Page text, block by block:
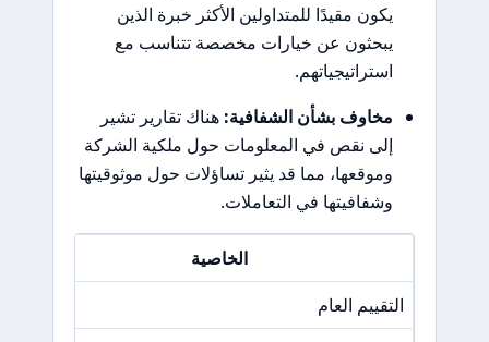
يكون مقيدًا للمتداولين الأكثر خبرة الذين
يبحثون عن خيارات مخصصة تتناسب مع
استراتيجياتهم.
مخاوف بشأن الشفافية: هناك تقارير تشير
إلى نقص في المعلومات حول ملكية الشركة
وموقعها، مما قد يثير تساؤلات حول موثوقيتها
وشفافيتها في التعاملات.
الخاصية
التقييم العام